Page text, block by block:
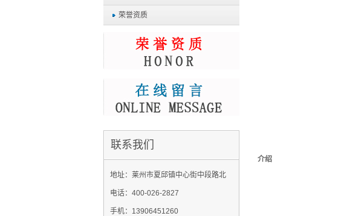
荣誉资质
联系我们
地址：莱州市夏邱镇中心街中段路北
电话：400-026-2827
手机：13906451260
介绍